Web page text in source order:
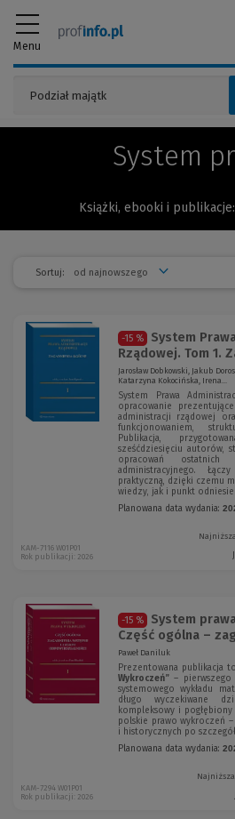
Menu
System
Książki, ebooki i
Sortuj:
-15 %
System
Rządowej. Tom 1.
Jarosław Dobkowski, Jakub
Katarzyna Kokocińska, Irena...
System Prawa
opracowanie
administracji rządowej
funkcjonowaniem,
Publikacja,
sześćdziesięciu autorów,
opracowań
administracyjnego.
praktyczną, dzięki czemu
wiedzy, jak i punkt
Planowana data wydania:
KAM-7116 W01P01
Rok publikacji: 2026
-15 %
System
Część ogólna –
Paweł Daniluk
Prezentowana publikacja
Wykroczeń” – pierwszego
systemowego wykładu
długo wyczekiwane
kompleksowy i
polskie prawo wykroczeń
i historycznych po
Planowana data wydania:
Najniższa
KAM-7294 W01P01
Rok publikacji: 2026